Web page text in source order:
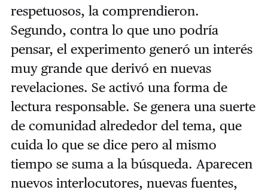
respetuosos, la comprendieron.
Segundo, contra lo que uno podría
pensar, el experimento generó un interés
muy grande que derivó en nuevas
revelaciones. Se activó una forma de
lectura responsable. Se genera una suerte
de comunidad alrededor del tema, que
cuida lo que se dice pero al mismo
tiempo se suma a la búsqueda. Aparecen
nuevos interlocutores, nuevas fuentes,